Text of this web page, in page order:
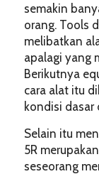
semakin
orang. Tools
melibatkan
apalagi yang
Berikutnya
cara alat itu
kondisi dasar
Selain itu
5R
seseorang